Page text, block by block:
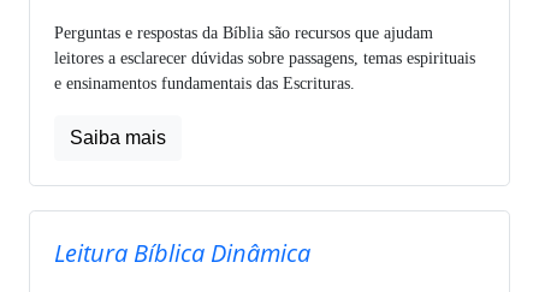
Perguntas e respostas da Bíblia são recursos que ajudam
leitores a esclarecer dúvidas sobre passagens, temas espirituais
e ensinamentos fundamentais das Escrituras.
Saiba mais
Leitura Bíblica Dinâmica